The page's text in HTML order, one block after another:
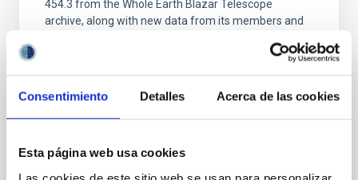
Consentimiento Detalles Acerca de las cookies
Esta página web usa cookies
454.3 from the Whole Earth Blazar Telescope
archive, along with new data from its members and
Small and Moderate Aperture Research Telescope
detected a
Fecha de publicación: 6